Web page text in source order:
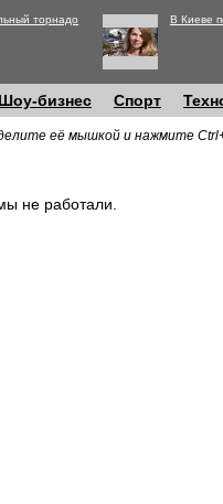
торнадо В Киеве
Шоу-бизнес Спорт
её мышкой и нажмите
не работали.